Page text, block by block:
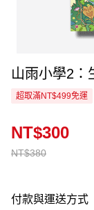
山雨小學2：
超取滿NT$499免運
NT$380
NT$300
付款與運送方式